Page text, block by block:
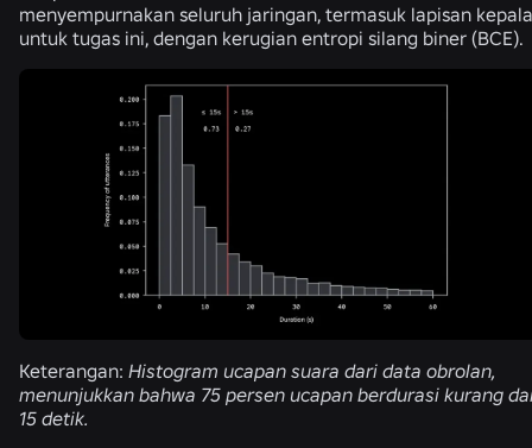
menyempurnakan seluruh jaringan, termasuk lapisan kepala
untuk tugas ini, dengan kerugian entropi silang biner (BCE).
Keterangan: Histogram ucapan suara dari data obrolan,
menunjukkan bahwa 75 persen ucapan berdurasi kurang
15 detik.